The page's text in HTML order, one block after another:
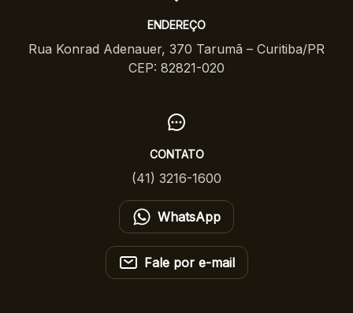
ENDEREÇO
Rua Konrad Adenauer, 370 Tarumã – Curitiba/PR
CEP: 82821-020
CONTATO
(41) 3216-1600
WhatsApp
Fale por e-mail